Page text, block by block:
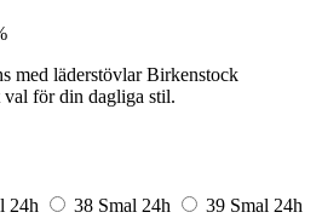
med läderstövlar Birkenstock
för din dagliga stil.
24h 38 Smal 24h 39 Smal 24h